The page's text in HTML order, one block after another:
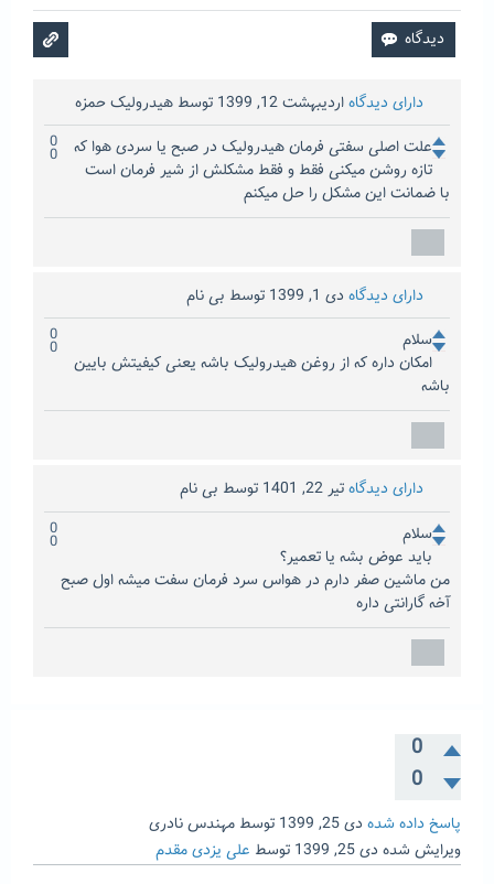
دارای دیدگاهاردیبهشت 12, 1399 توسط هیدرولیک حمزه
0
0
علت اصلی سفتی فرمان هیدرولیک در صبح یا سردی هوا که
تازه روشن میکنی فقط و فقط مشکلش از شیر فرمان است
با ضمانت این مشکل را حل میکنم
دارای دیدگاه دی 1, 1399 توسط بی نام
0
0
سلام
امکان داره که از روغن هیدرولیک باشه یعنی کیفیتش بایین
باشه
دارای دیدگاهتیر 22, 1401 توسط بی نام
0
0
سلام
باید عوض بشه یا تعمیر؟
من ماشین صفر دارم در هواس سرد فرمان سفت میشه اول صبح
آخه گارانتی داره
0
0
پاسخ داده شده دی 25, 1399 توسط مهندس نادری
ویرایش شده دی 25, 1399 توسط علی یزدی مقدم